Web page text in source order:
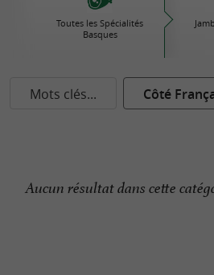
Toutes les Spécialités
Basques
Mots clés... Côté
Aucun résultat dans cette